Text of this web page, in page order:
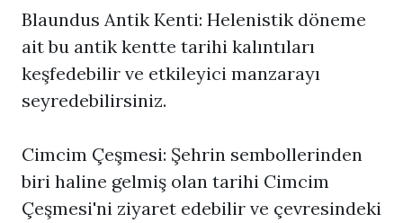
Blaundus Antik Kenti: Helenistik döneme
ait bu antik kentte tarihi kalıntıları
keşfedebilir ve etkileyici manzarayı
seyredebilirsiniz.
Cimcim Çeşmesi: Şehrin sembollerinden
biri haline gelmiş olan tarihi Cimcim
Çeşmesi'ni ziyaret edebilir ve çevresindeki